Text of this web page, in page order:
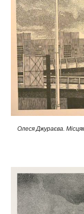
Олеся Джураєва.